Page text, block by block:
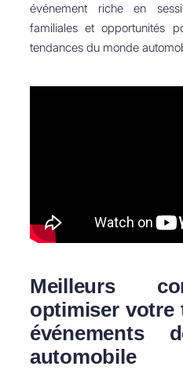
événement riche en
familiales et opportunités
tendances du monde
Meilleurs
optimiser votre
événements
automobile